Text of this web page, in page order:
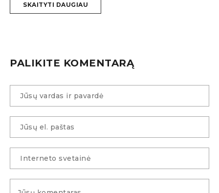
SKAITYTI DAUGIAU
PALIKITE KOMENTARĄ